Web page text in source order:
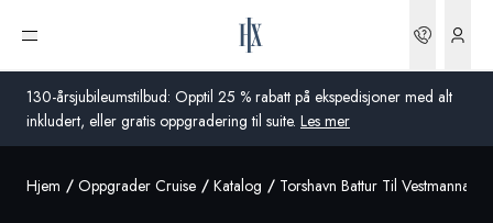
130-årsjubileumstilbud: Opptil 25 % rabatt på ekspedisjoner med alt
inkludert, eller gratis oppgradering til suite. Les mer
Åpne meny
Global
Hjem Oppgrader Cruise Katalog Torshavn Battur Til Vestmanna